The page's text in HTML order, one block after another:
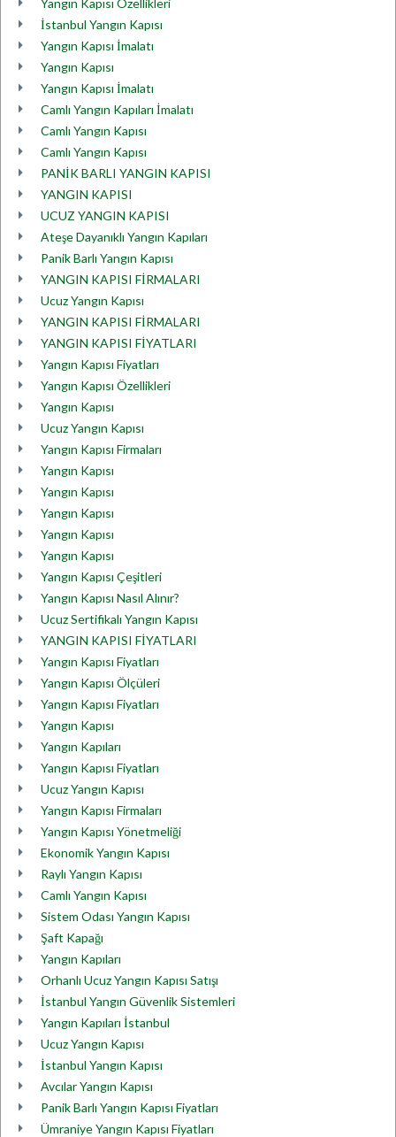
Yangın Kapısı Özellikleri
İstanbul Yangın Kapısı
Yangın Kapısı İmalatı
Yangın Kapısı
Yangın Kapısı İmalatı
Camlı Yangın Kapıları İmalatı
Camlı Yangın Kapısı
Camlı Yangın Kapısı
PANİK BARLI YANGIN KAPISI
YANGIN KAPISI
UCUZ YANGIN KAPISI
Ateşe Dayanıklı Yangın Kapıları
Panik Barlı Yangın Kapısı
YANGIN KAPISI FİRMALARI
Ucuz Yangın Kapısı
YANGIN KAPISI FİRMALARI
YANGIN KAPISI FİYATLARI
Yangın Kapısı Fiyatları
Yangın Kapısı Özellikleri
Yangın Kapısı
Ucuz Yangın Kapısı
Yangın Kapısı Firmaları
Yangın Kapısı
Yangın Kapısı
Yangın Kapısı
Yangın Kapısı
Yangın Kapısı
Yangın Kapısı Çeşitleri
Yangın Kapısı Nasıl Alınır?
Ucuz Sertifikalı Yangın Kapısı
YANGIN KAPISI FİYATLARI
Yangın Kapısı Fiyatları
Yangın Kapısı Ölçüleri
Yangın Kapısı Fiyatları
Yangın Kapısı
Yangın Kapıları
Yangın Kapısı Fiyatları
Ucuz Yangın Kapısı
Yangın Kapısı Firmaları
Yangın Kapısı Yönetmeliği
Ekonomik Yangın Kapısı
Raylı Yangın Kapısı
Camlı Yangın Kapısı
Sistem Odası Yangın Kapısı
Şaft Kapağı
Yangın Kapıları
Orhanlı Ucuz Yangın Kapısı Satışı
İstanbul Yangın Güvenlik Sistemleri
Yangın Kapıları İstanbul
Ucuz Yangın Kapısı
İstanbul Yangın Kapısı
Avcılar Yangın Kapısı
Panik Barlı Yangın Kapısı Fiyatları
Ümraniye Yangın Kapısı Fiyatları